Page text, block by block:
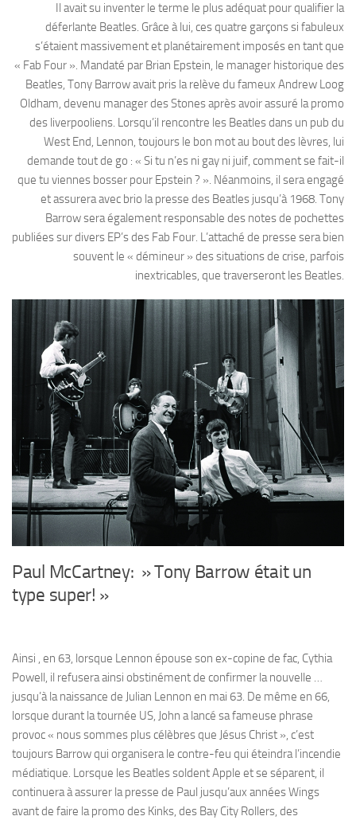
Il avait su inventer le terme le plus adéquat pour qualifier la
déferlante Beatles. Grâce à lui, ces quatre garçons si fabuleux
s’étaient massivement et planétairement imposés en tant que
« Fab Four ». Mandaté par Brian Epstein, le manager historique des
Beatles, Tony Barrow avait pris la relève du fameux Andrew Loog
Oldham, devenu manager des Stones après avoir assuré la promo
des liverpooliens. Lorsqu’il rencontre les Beatles dans un pub du
West End, Lennon, toujours le bon mot au bout des lèvres, lui
demande tout de go : « Si tu n’es ni gay ni juif, comment se fait-il
que tu viennes bosser pour Epstein ? ». Néanmoins, il sera engagé
et assurera avec brio la presse des Beatles jusqu’à 1968. Tony
Barrow sera également responsable des notes de pochettes
publiées sur divers EP’s des Fab Four. L’attaché de presse sera bien
souvent le « démineur » des situations de crise, parfois
inextricables, que traverseront les Beatles.
Paul McCartney: » Tony Barrow était un
type super! »
Ainsi , en 63, lorsque Lennon épouse son ex-copine de fac, Cythia
Powell, il refusera ainsi obstinément de confirmer la nouvelle …
jusqu’à la naissance de Julian Lennon en mai 63. De même en 66,
lorsque durant la tournée US, John a lancé sa fameuse phrase
provoc « nous sommes plus célèbres que Jésus Christ », c’est
toujours Barrow qui organisera le contre-feu qui éteindra l’incendie
médiatique. Lorsque les Beatles soldent Apple et se séparent, il
continuera à assurer la presse de Paul jusqu’aux années Wings
avant de faire la promo des Kinks, des Bay City Rollers, des